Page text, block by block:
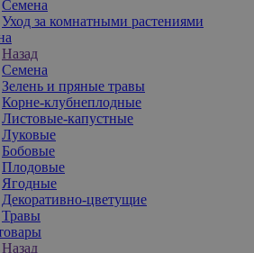
Семена
Уход за комнатными растениями
Назад
Семена
Зелень и пряные травы
Корне-клубнеплодные
Листовые-капустные
Луковые
Бобовые
Плодовые
Ягодные
Декоративно-цветущие
Травы
Назад